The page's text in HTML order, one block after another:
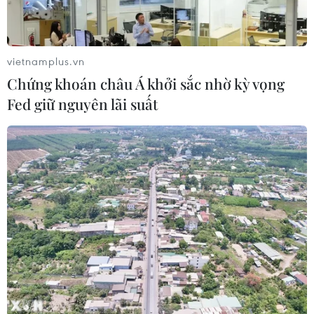
Ba Lan thảo luận việc thành lập căn
cứ quân sự thường trực với Mỹ
06/08/2026 00:06
Liên hợp quốc: Xung đột Ukraine trải
qua tháng đẫm máu nhất
05/08/2026 23:47
Xem thêm
vietnamplus.vn
Chứng khoán châu Á khởi sắc nhờ kỳ vọng
Fed giữ nguyên lãi suất